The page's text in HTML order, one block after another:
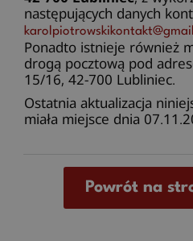
następujących danych
Ponadto istnieje również
drogą pocztową pod
15/16, 42-700 Lubliniec.
Ostatnia aktualizacja
miała miejsce dnia
Powrót na